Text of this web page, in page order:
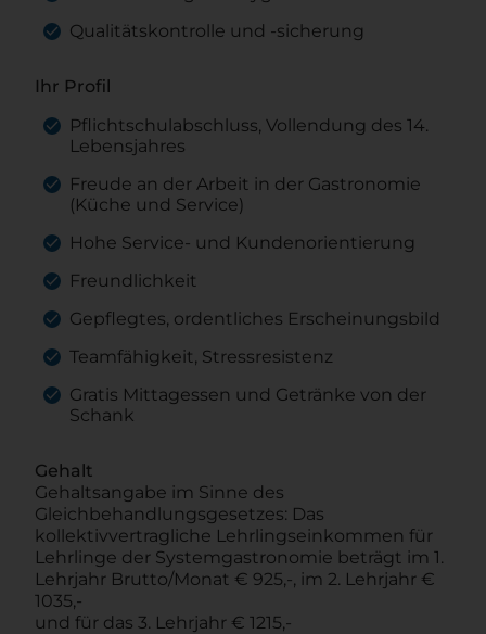
Qualitätskontrolle und -sicherung
Ihr Profil
Pflichtschulabschluss, Vollendung des 14.
Lebensjahres
Freude an der Arbeit in der Gastronomie
(Küche und Service)
Hohe Service- und Kundenorientierung
Freundlichkeit
Gepflegtes, ordentliches Erscheinungsbild
Teamfähigkeit, Stressresistenz
Gratis Mittagessen und Getränke von der
Schank
Gehalt
Gehaltsangabe im Sinne des
Gleichbehandlungsgesetzes: Das
kollektivvertragliche Lehrlingseinkommen für
Lehrlinge der Systemgastronomie beträgt im 1.
Lehrjahr Brutto/Monat € 925,-, im 2. Lehrjahr €
1035,-
und für das 3. Lehrjahr € 1215,-